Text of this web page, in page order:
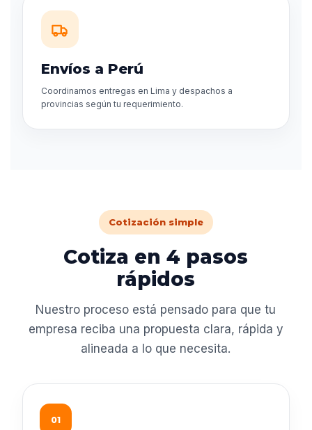
Envíos a Perú
Coordinamos entregas en Lima y despachos a
provincias según tu requerimiento.
Cotización simple
Cotiza en 4 pasos
rápidos
Nuestro proceso está pensado para que tu
empresa reciba una propuesta clara, rápida y
alineada a lo que necesita.
01